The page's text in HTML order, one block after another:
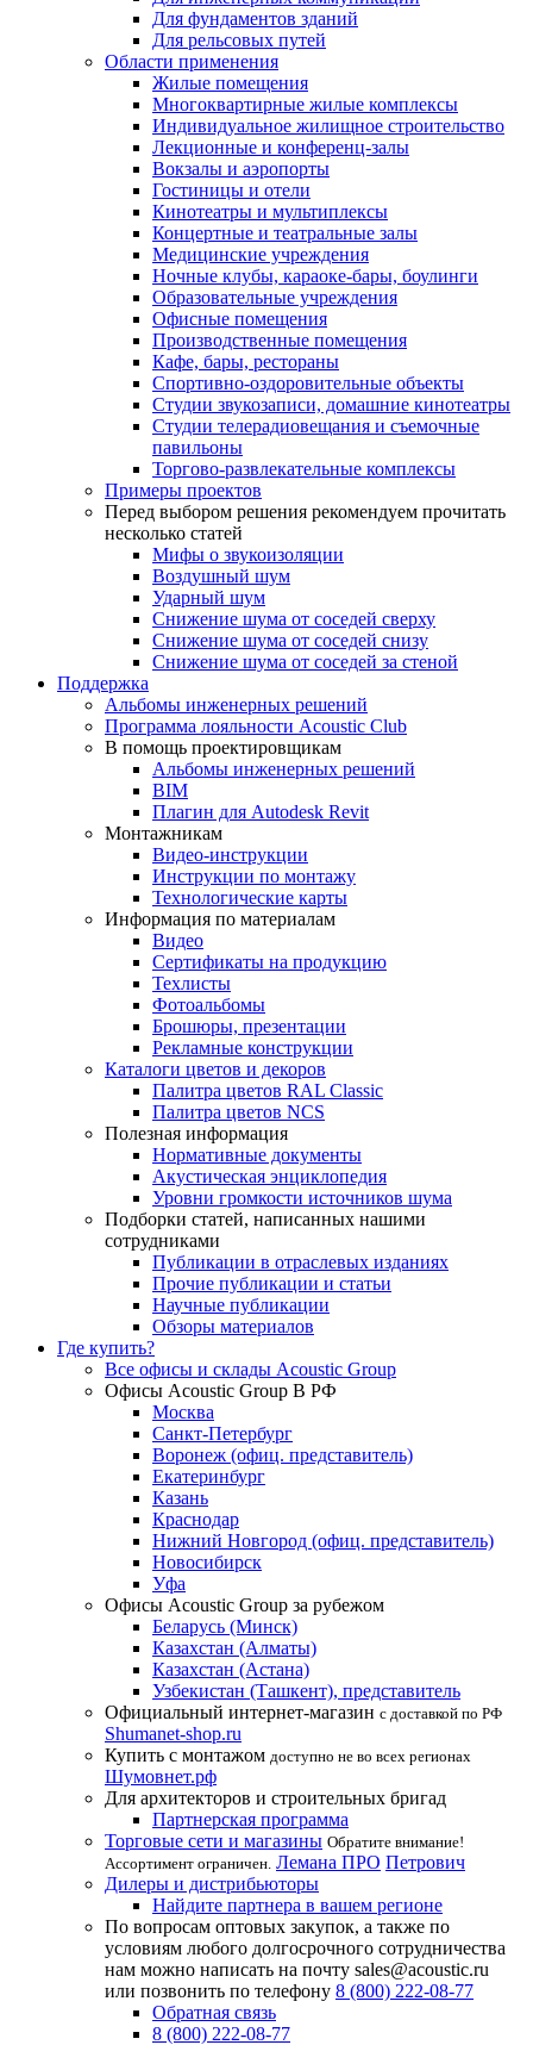
Для фундаментов зданий
Для рельсовых путей
Области применения
Жилые помещения
Многоквартирные жилые комплексы
Индивидуальное жилищное строительство
Лекционные и конференц-залы
Вокзалы и аэропорты
Гостиницы и отели
Кинотеатры и мультиплексы
Концертные и театральные залы
Медицинские учреждения
Ночные клубы, караоке-бары, боулинги
Образовательные учреждения
Офисные помещения
Производственные помещения
Кафе, бары, рестораны
Спортивно-оздоровительные объекты
Студии звукозаписи, домашние кинотеатры
Студии телерадиовещания и съемочные
павильоны
Торгово-развлекательные комплексы
Примеры проектов
Перед выбором решения рекомендуем прочитать
несколько статей
Мифы о звукоизоляции
Воздушный шум
Ударный шум
Снижение шума от соседей сверху
Снижение шума от соседей снизу
Снижение шума от соседей за стеной
Поддержка
Альбомы инженерных решений
Программа лояльности Acoustic Club
В помощь проектировщикам
Альбомы инженерных решений
BIM
Плагин для Autodesk Revit
Монтажникам
Видео-инструкции
Инструкции по монтажу
Технологические карты
Информация по материалам
Видео
Сертификаты на продукцию
Техлисты
Фотоальбомы
Брошюры, презентации
Рекламные конструкции
Каталоги цветов и декоров
Палитра цветов RAL Сlassic
Палитра цветов NCS
Полезная информация
Нормативные документы
Акустическая энциклопедия
Уровни громкости источников шума
Подборки статей, написанных нашими
сотрудниками
Публикации в отраслевых изданиях
Прочие публикации и статьи
Научные публикации
Обзоры материалов
Где купить?
Все офисы и склады Acoustic Group
Офисы Acoustic Group В РФ
Москва
Санкт-Петербург
Воронеж (офиц. представитель)
Екатеринбург
Казань
Краснодар
Нижний Новгород (офиц. представитель)
Новосибирск
Уфа
Офисы Acoustic Group за рубежом
Беларусь (Минск)
Казахстан (Алматы)
Казахстан (Астана)
Узбекистан (Ташкент), представитель
Официальный интернет-магазин с доставкой по РФ
Shumanet-shop.ru
Купить с монтажом доступно не во всех регионах
Шумовнет.рф
Для архитекторов и строительных бригад
Партнерская программа
Торговые сети и магазины Обратите внимание!
Ассортимент ограничен. Лемана ПРО Петрович
Дилеры и дистрибьюторы
Найдите партнера в вашем регионе
По вопросам оптовых закупок, а также по
условиям любого долгосрочного сотрудничества
нам можно написать на почту sales@acoustic.ru
или позвонить по телефону 8 (800) 222-08-77
Обратная связь
8 (800) 222-08-77